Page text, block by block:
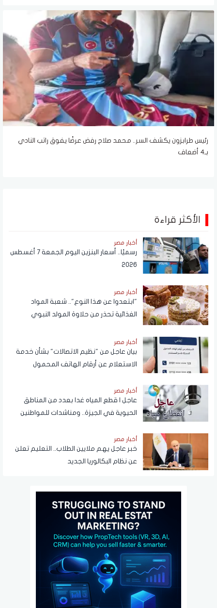
رئيس طرابزون يكشف السر.. محمد صلاح رفض عرضًا يفوق راتب النادي
بـ4 أضعاف
الأكثر قراءة
أخبار مصر
رسميًا.. أسعار البنزين اليوم الجمعة 7 أغسطس
2026
أخبار مصر
"ابتعدوا عن هذا النوع".. شعبة المواد
الغذائية تحذر من حلاوة المولد النبوي
أخبار مصر
بيان عاجل من "نظيم الاتصالات" بشأن خدمة
الاستعلام عن أرقام الهاتف المحمول
NTRA
أخبار مصر
عاجل | قطع المياه غدا بعدد من المناطق
الحيوية في الجيزة.. ومناشدات للمواطنين
أخبار مصر
خبر عاجل يهم ملايين الطلاب.. التعليم تعلن
عن نظام البكالوريا الجديد